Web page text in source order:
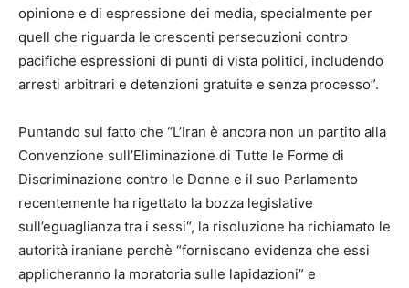
opinione e di espressione dei media, specialmente per
quell che riguarda le crescenti persecuzioni contro
pacifiche espressioni di punti di vista politici, includendo
arresti arbitrari e detenzioni gratuite e senza processo”.
Puntando sul fatto che “L’Iran è ancora non un partito alla
Convenzione sull’Eliminazione di Tutte le Forme di
Discriminazione contro le Donne e il suo Parlamento
recentemente ha rigettato la bozza legislative
sull’eguaglianza tra i sessi“, la risoluzione ha richiamato le
autorità iraniane perchè “forniscano evidenza che essi
applicheranno la moratoria sulle lapidazioni” e